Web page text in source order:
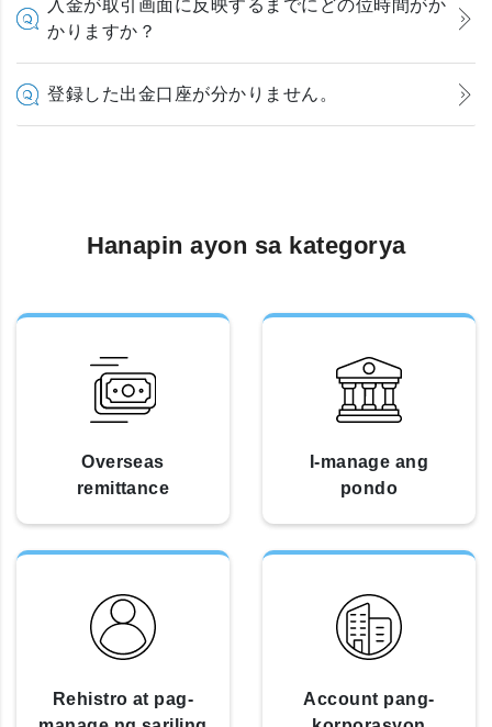
入金が取引画面に反映するまでにどの位時間がか
かりますか？
登録した出金口座が分かりません。
Hanapin ayon sa kategorya
Overseas
remittance
I-manage ang
pondo
Rehistro at pag-
Account pang-